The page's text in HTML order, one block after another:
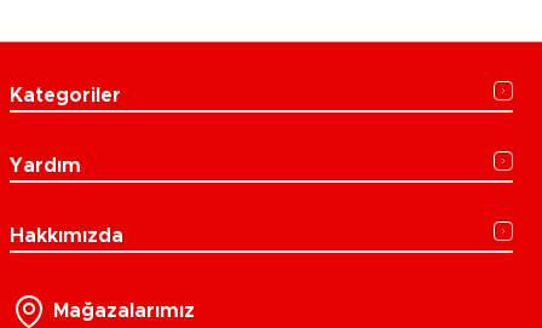
Kategoriler
Yardım
Hakkımızda
Mağazalarımız